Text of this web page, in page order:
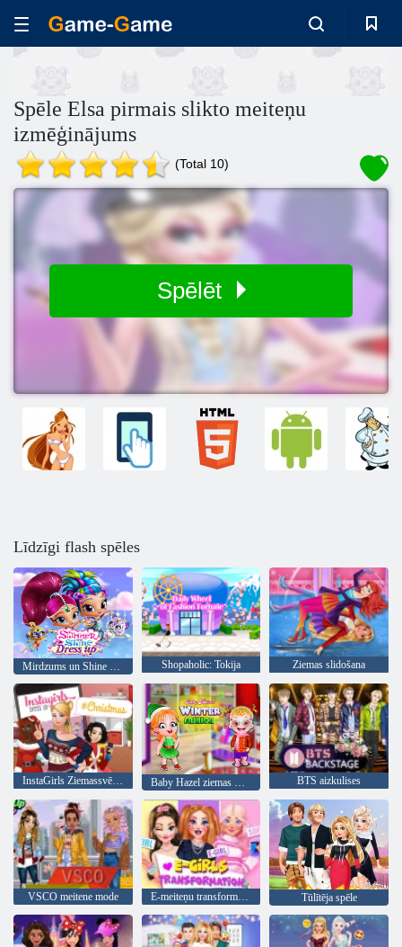
Spēle Elsa pirmais slikto meiteņu
izmēģinājums
(Total 10)
Spēlēt
Līdzīgi flash spēles
Mirdzums un Shine saģērbt Shopaholic: Tokija Ziemas slidošana
InstaGirls Ziemassvētku saģērbt BTS aizkulises
VSCO meitene mode E-meiteņu transformācija Tūlītēja spēle